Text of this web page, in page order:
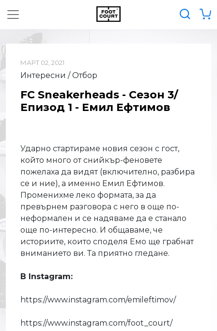
МАРТ 02, 2021
Интересни / Отбор
FC Sneakerheads - Сезон 3/
Епизод 1 - Емил Ефтимов
Ударно стартираме новия сезон с гост,
който много от снийкър-феновете
пожелаха да видят (включително, разбира
се и ние), а именно Емил Ефтимов.
Променихме леко формата, за да
превърнем разговора с него в още по-
неформален и се надяваме да е станало
още по-интересно. И общаваме, че
историите, които споделя Емо ще грабнат
вниманието ви. Та приятно гледане.
В Instagram:
https://www.instagram.com/emileftimov/
https://www.instagram.com/foot_court/